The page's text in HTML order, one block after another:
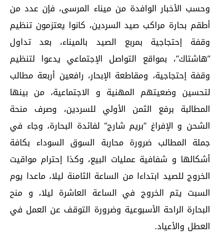
وحسب الأخبار الوافدة من ميناء المرسى، فإن عدد من
أطقم بحارة مراكب صيد السردين، كانوا يعتزمون تنظيم
وقفة إحتجاجية بمربع الصيد بالميناء، بعد تداول
“هاشتاك“، بمواقع التواصل الإجتماعي يدعوا لتنظيم
وقفة إحتجاجية، ومقاطعة الإبحار، رافعين أربعة مطالب
لتحسين وضعيتهم المهنية و الاجتماعية، من بينها
المطالبة برفع الثمن الأولي للسردين، وصرف منحة
الشحن و الإفراغ “بريم شارج“ لفائدة البحارة، وجاء في
جملة المطالب ضرورة محاربة السوق السوداء بكافة
أشكالها و شفافية عمليات البيع، وكذا إحترام مواقيت
الخروج للصيد ابتداءا من الساعة الثامنة ليلا، ماعدا يوم
السبت يتم الخروج في الساعة العاشرة ليلا، و منح
البحارة الراحة الأسبوعية وضرورة التوقف عن العمل في
العطل والأعياد.